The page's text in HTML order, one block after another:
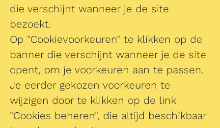
die verschijnt wanneer je de site
bezoekt.
Op "Cookievoorkeuren" te klikken op de
banner die verschijnt wanneer je de site
opent, om je voorkeuren aan te passen.
Je eerder gekozen voorkeuren te
wijzigen door te klikken op de link
"Cookies beheren", die altijd beschikbaar